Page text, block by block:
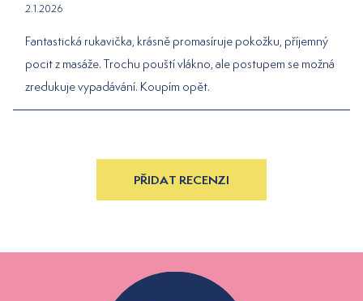
2.1.2026
Fantastická rukavička, krásně promasíruje pokožku, příjemný
pocit z masáže. Trochu pouští vlákno, ale postupem se možná
zredukuje vypadávání. Koupím opět.
PŘIDAT RECENZI